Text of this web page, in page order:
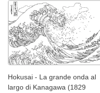
Hokusai - La grande onda al
largo di Kanagawa (1829